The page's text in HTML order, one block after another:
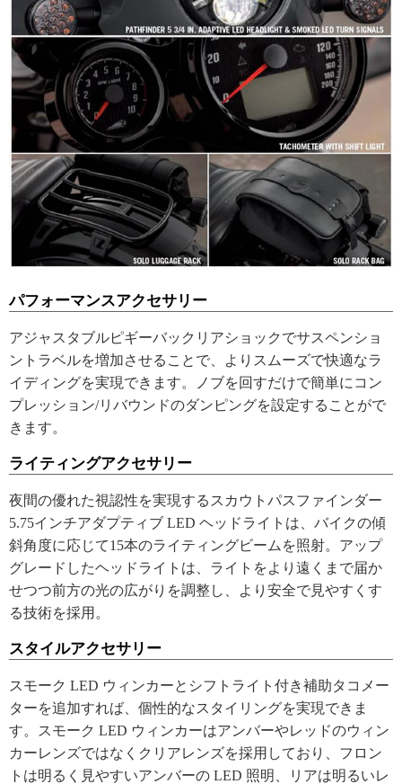
パフォーマンスアクセサリー
アジャスタブルピギーバックリアショックでサスペンショ
ントラベルを増加させることで、よりスムーズで快適なラ
イディングを実現できます。ノブを回すだけで簡単にコン
プレッション/リバウンドのダンピングを設定することがで
きます。
ライティングアクセサリー
夜間の優れた視認性を実現するスカウトパスファインダー
5.75インチアダプティブ LED ヘッドライトは、バイクの傾
斜角度に応じて15本のライティングビームを照射。アップ
グレードしたヘッドライトは、ライトをより遠くまで届か
せつつ前方の光の広がりを調整し、より安全で見やすくす
る技術を採用。
スタイルアクセサリー
スモーク LED ウィンカーとシフトライト付き補助タコメー
ターを追加すれば、個性的なスタイリングを実現できま
す。スモーク LED ウィンカーはアンバーやレッドのウィン
カーレンズではなくクリアレンズを採用しており、フロン
トは明るく見やすいアンバーの LED 照明、リアは明るいレ